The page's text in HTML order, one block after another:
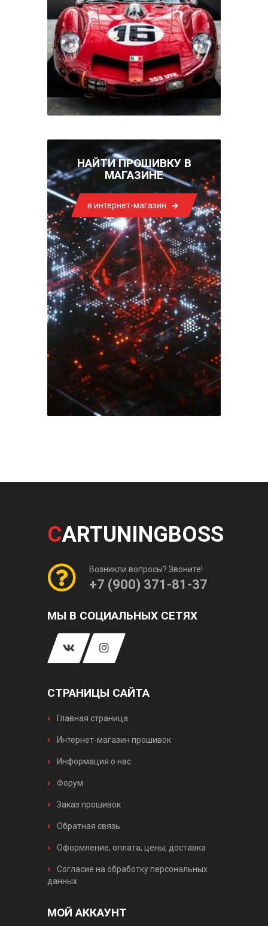
НАЙТИ ПРОШИВКУ В
МАГАЗИНЕ
в интернет-магазин
CARTUNINGBOSS
Возникли вопросы? Звоните!
+7 (900) 371-81-37
МЫ В СОЦИАЛЬНЫХ СЕТЯХ
СТРАНИЦЫ САЙТА
Главная страница
Интернет-магазин прошивок
Информация о нас
Форум
Заказ прошивок
Обратная связь
Оформление, оплата, цены, доставка
Согласие на обработку персональных
данных
МОЙ АККАУНТ